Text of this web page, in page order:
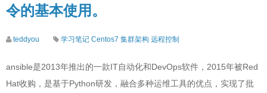
令的基本使用。
teddyou 学习笔记 Centos7 集群架构 远程控制
ansible是2013年推出的一款IT自动化和DevOps软件，2015年被Red
Hat收购，是基于Python研发，融合多种运维工具的优点，实现了批